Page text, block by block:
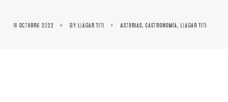
18 octubre 2022 By Llagar Titi Asturias, Gastronomía, Llagar Titi